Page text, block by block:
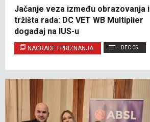
Jačanje veza između obrazovanja i
tržišta rada: DC VET WB Multiplier
događaj na IUS-u
NAGRADE I PRIZNANJA DEC 05